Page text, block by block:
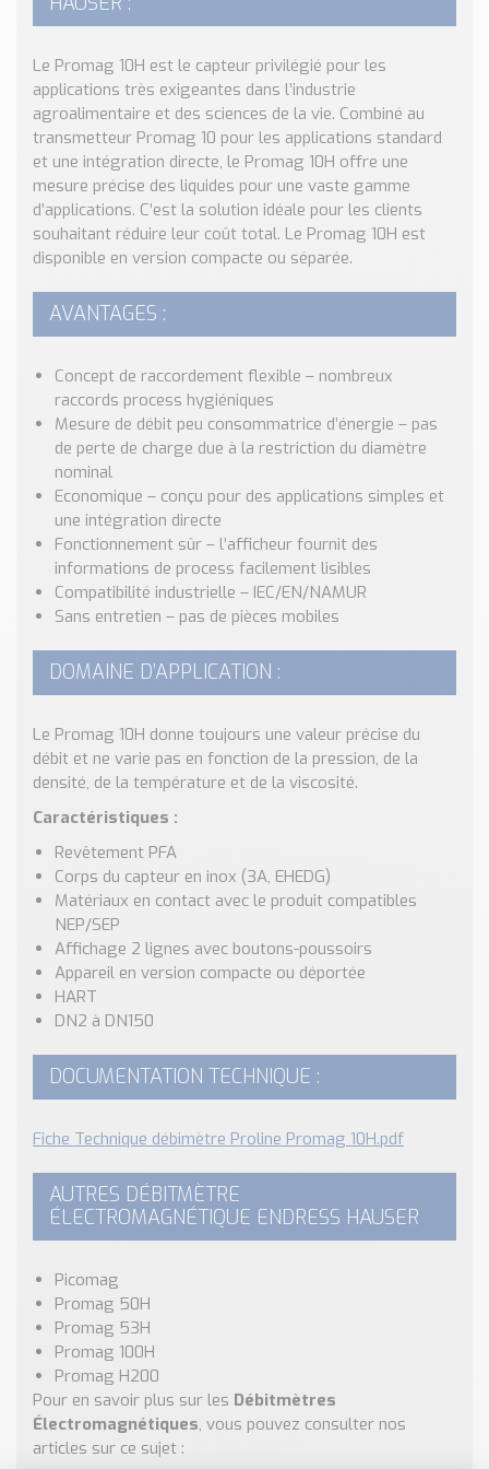
Nos Réalisations
Catalogue des essentiels pour les brasseries et micro-
brasseries
Contact & Devis
Devis, Tarifs, Renseignements techniques
Le Promag 10H est le capteur privilégié pour les
applications très exigeantes dans l’industrie
agroalimentaire et des sciences de la vie. Combiné au
transmetteur Promag 10 pour les applications standard
et une intégration directe, le Promag 10H offre une
mesure précise des liquides pour une vaste gamme
d’applications. C’est la solution idéale pour les clients
souhaitant réduire leur coût total. Le Promag 10H est
disponible en version compacte ou séparée.
AVANTAGES :
Concept de raccordement flexible – nombreux
raccords process hygiéniques
Mesure de débit peu consommatrice d’énergie – pas
de perte de charge due à la restriction du diamètre
nominal
Economique – conçu pour des applications simples et
une intégration directe
Fonctionnement sûr – l’afficheur fournit des
informations de process facilement lisibles
Compatibilité industrielle – IEC/EN/NAMUR
Sans entretien – pas de pièces mobiles
DOMAINE D’APPLICATION :
Le Promag 10H donne toujours une valeur précise du
débit et ne varie pas en fonction de la pression, de la
densité, de la température et de la viscosité.
Caractéristiques :
Revêtement PFA
Corps du capteur en inox (3A, EHEDG)
Matériaux en contact avec le produit compatibles
NEP/SEP
Affichage 2 lignes avec boutons-poussoirs
Appareil en version compacte ou déportée
HART
DN2 à DN150
DOCUMENTATION TECHNIQUE :
Fiche Technique débimètre Proline Promag 10H.pdf
AUTRES DÉBITMÈTRE
ÉLECTROMAGNÉTIQUE ENDRESS HAUSER
Picomag
Promag 50H
Promag 53H
Promag 100H
Promag H200
Pour en savoir plus sur les Débitmètres
Électromagnétiques, vous pouvez consulter nos
articles sur ce sujet :